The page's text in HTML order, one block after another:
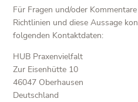
Für Fragen und/oder
Richtlinien und diese Aussage
folgenden Kontaktdaten:
HUB Praxenvielfalt
Zur Eisenhütte 10
46047 Oberhausen
Deutschland